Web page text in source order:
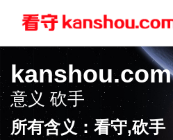
意义砍手
所有含义：看守,砍手